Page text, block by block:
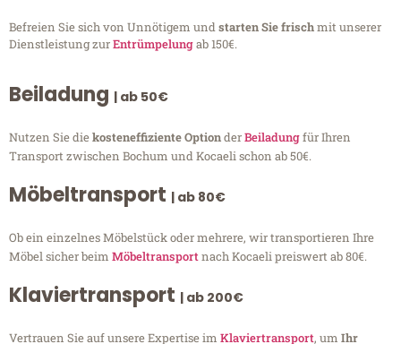
Befreien Sie sich von Unnötigem undstarten Sie frischmit unserer
Dienstleistung zurEntrümpelungab 150€.
Beiladung | ab 50€
Nutzen Sie diekosteneffiziente OptionderBeiladungfür Ihren
Transport zwischen Bochum und Kocaeli schon ab 50€.
Möbeltransport | ab 80€
Ob ein einzelnes Möbelstück oder mehrere, wir transportieren Ihre
Möbel sicher beim Möbeltransportnach Kocaeli preiswert ab 80€.
Klaviertransport | ab 200€
Vertrauen Sie auf unsere Expertise im Klaviertransport, um Ihr